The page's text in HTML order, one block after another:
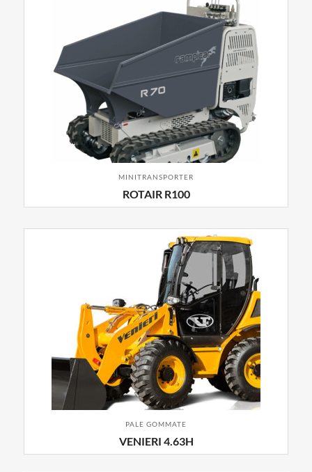
MINITRANSPORTER
ROTAIR R100
PALE GOMMATE
VENIERI 4.63H